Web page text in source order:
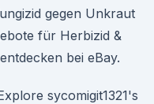
gegen Unkraut
für Herbizid &
bei eBay.
sycomigit1321's